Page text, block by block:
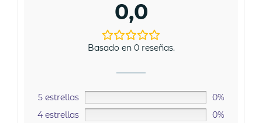
0,0
Basado en 0 reseñas.
5 estrellas
0%
4 estrellas
0%